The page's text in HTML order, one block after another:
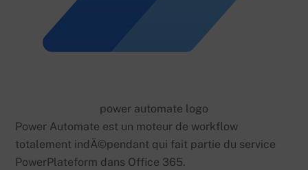
power automate logo
Power Automate est un moteur de workflow
totalement indÃ©pendant qui fait partie du service
PowerPlateform dans Office 365.